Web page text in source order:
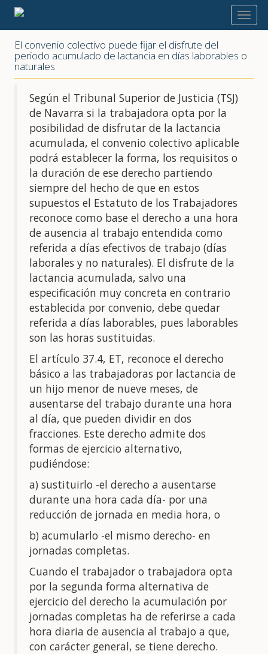
2018
El convenio colectivo puede fijar el disfrute del
periodo acumulado de lactancia en días laborables o
naturales
Según el Tribunal Superior de Justicia (TSJ)
de Navarra si la trabajadora opta por la
posibilidad de disfrutar de la lactancia
acumulada, el convenio colectivo aplicable
podrá establecer la forma, los requisitos o
la duración de ese derecho partiendo
siempre del hecho de que en estos
supuestos el Estatuto de los Trabajadores
reconoce como base el derecho a una hora
de ausencia al trabajo entendida como
referida a días efectivos de trabajo (días
laborales y no naturales). El disfrute de la
lactancia acumulada, salvo una
especificación muy concreta en contrario
establecida por convenio, debe quedar
referida a días laborables, pues laborables
son las horas sustituidas.
El artículo 37.4, ET, reconoce el derecho
básico a las trabajadoras por lactancia de
un hijo menor de nueve meses, de
ausentarse del trabajo durante una hora
al día, que pueden dividir en dos
fracciones. Este derecho admite dos
formas de ejercicio alternativo,
pudiéndose:
a) sustituirlo -el derecho a ausentarse
durante una hora cada día- por una
reducción de jornada en media hora, o
b) acumularlo -el mismo derecho- en
jornadas completas.
Cuando el trabajador o trabajadora opta
por la segunda forma alternativa de
ejercicio del derecho la acumulación por
jornadas completas ha de referirse a cada
hora diaria de ausencia al trabajo a que,
con carácter general, se tiene derecho.